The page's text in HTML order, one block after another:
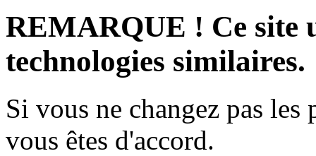
REMARQUE ! Ce site
technologies similaires.
Si vous ne changez pas les
vous êtes d'accord.